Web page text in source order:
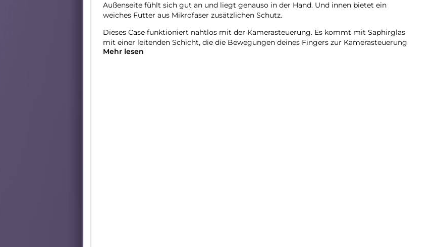
Außenseite fühlt sich gut an und liegt genauso in der Hand. Und innen bietet ein
weiches Futter aus Mikrofaser zusätzlichen Schutz.
Dieses Case funktioniert nahtlos mit der Kamera­steuerung. Es kommt mit Saphirglas
mit einer leitenden Schicht, die die Bewegungen deines Fingers zur Kamerasteuerung
überträgt.
Mehr lesen